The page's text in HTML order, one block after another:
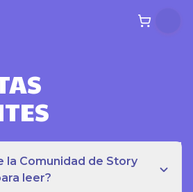
la Comunidad de Story
leer?